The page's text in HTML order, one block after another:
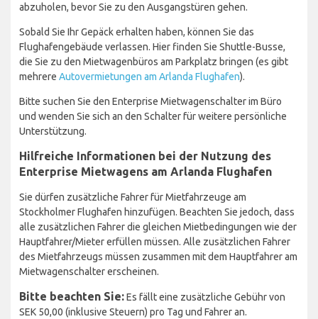
abzuholen, bevor Sie zu den Ausgangstüren gehen.
Sobald Sie Ihr Gepäck erhalten haben, können Sie das
Flughafengebäude verlassen. Hier finden Sie Shuttle-Busse,
die Sie zu den Mietwagenbüros am Parkplatz bringen (es gibt
mehrere Autovermietungen am Arlanda Flughafen).
Bitte suchen Sie den Enterprise Mietwagenschalter im Büro
und wenden Sie sich an den Schalter für weitere persönliche
Unterstützung.
Hilfreiche Informationen bei der Nutzung des
Enterprise Mietwagens am Arlanda Flughafen
Sie dürfen zusätzliche Fahrer für Mietfahrzeuge am
Stockholmer Flughafen hinzufügen. Beachten Sie jedoch, dass
alle zusätzlichen Fahrer die gleichen Mietbedingungen wie der
Hauptfahrer/Mieter erfüllen müssen. Alle zusätzlichen Fahrer
des Mietfahrzeugs müssen zusammen mit dem Hauptfahrer am
Mietwagenschalter erscheinen.
Bitte beachten Sie:Es fällt eine zusätzliche Gebühr von
SEK 50,00 (inklusive Steuern) pro Tag und Fahrer an.